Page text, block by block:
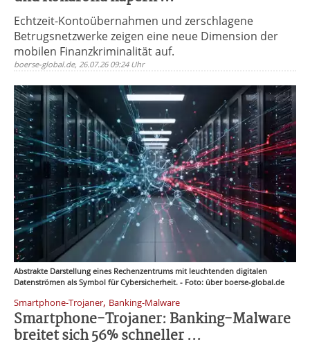
Echtzeit-Kontoübernahmen und zerschlagene
Betrugsnetzwerke zeigen eine neue Dimension der
mobilen Finanzkriminalität auf.
boerse-global.de, 26.07.26 09:24 Uhr
Abstrakte Darstellung eines Rechenzentrums mit leuchtenden digitalen
Datenströmen als Symbol für Cybersicherheit. - Foto: über boerse-global.de
Smartphone-Trojaner, Banking-Malware
Smartphone-Trojaner: Banking-Malware
breitet sich 56% schneller ...